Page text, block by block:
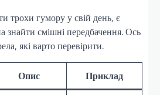
трохи гумору у свій день, є
знайти смішні передбачення. Ось
які варто перевірити.
Опис Приклад